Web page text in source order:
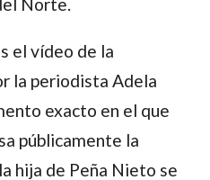
el vídeo de la
la periodistaAdela
exacto en el que
públicamente la
hija de Peña Nieto se